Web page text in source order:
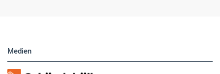
Medien